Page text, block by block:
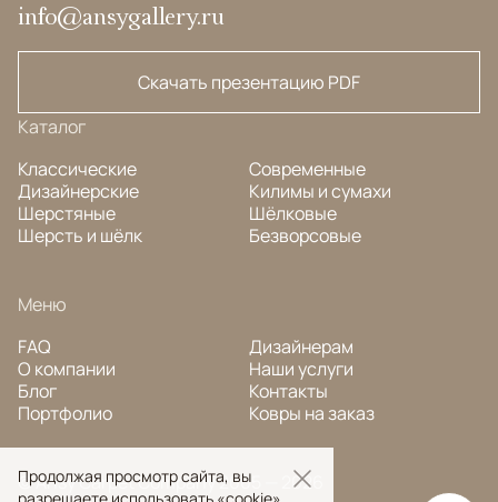
info@ansygallery.ru
Скачать презентацию PDF
Каталог
Классические
Дизайнерские
Шерстяные
Шерсть и шёлк
Современные
Килимы и сумахи
Шёлковые
Безворсовые
Меню
FAQ
О компании
Блог
Портфолио
Дизайнерам
Наши услуги
Контакты
Ковры на заказ
© Ansy Carpet Company 2005 — 2026
Продолжая просмотр сайта, вы